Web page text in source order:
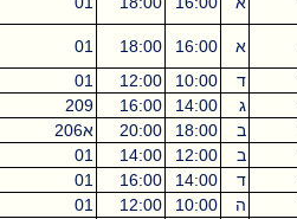
18:00
01 קיקואין
12:00
01 קיקואין
16:00
209 מכסיקו
20:00 א206 מכסיקו
14:00
01 קיקואין
16:00
01 קיקואין
12:00
01 קיקואין